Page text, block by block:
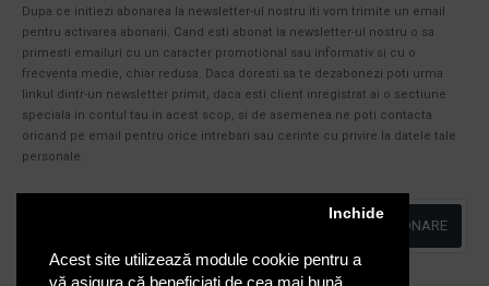
Acest site utilizează module cookie pentru a
Inchide
Dupa ce initiezi abonarea la newsletter-ul nostru iti vom trimite un email
pentru activarea abonarii. Cand esti abonat la newsletter-ul nostru o sa
primesti emailuri cu un caracter promotional sau informativ si cu o
frecventa medie, chiar redusa. Daca doresti sa te dezabonezi poti urma
linkul dintr-un newsletter primit, daca esti client inregistrat ai o sectiune
speciala in contul tau in acest scop, si de asemenea ne poti contacta
oricand pe email pentru orice intrebari sau cerinte cu privire la datele tale
personale.
ABONARE
Am citit şi sunt de acord cu Politica de Confidentialitate